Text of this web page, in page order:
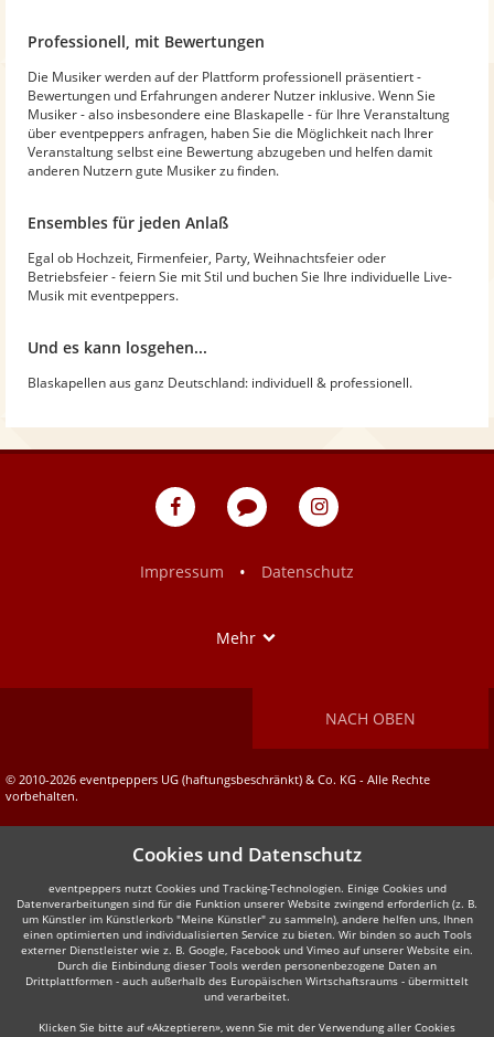
Professionell, mit Bewertungen
Die Musiker werden auf der Plattform professionell präsentiert -
Bewertungen und Erfahrungen anderer Nutzer inklusive. Wenn Sie
Musiker - also insbesondere eine Blaskapelle - für Ihre Veranstaltung
über eventpeppers anfragen, haben Sie die Möglichkeit nach Ihrer
Veranstaltung selbst eine Bewertung abzugeben und helfen damit
anderen Nutzern gute Musiker zu finden.
Ensembles für jeden Anlaß
Egal ob Hochzeit, Firmenfeier, Party, Weihnachtsfeier oder
Betriebsfeier - feiern Sie mit Stil und buchen Sie Ihre individuelle Live-
Musik mit eventpeppers.
Und es kann losgehen...
Blaskapellen aus ganz Deutschland: individuell & professionell.
eventpeppers
Blog
eventpeppers
Impressum
• Datenschutz
Mehr
NACH OBEN
© 2010-2026 eventpeppers UG (haftungsbeschränkt) & Co. KG - Alle Rechte
vorbehalten.
Cookies und Datenschutz
eventpeppers nutzt Cookies und Tracking-Technologien. Einige Cookies und
Datenverarbeitungen sind für die Funktion unserer Website zwingend erforderlich (z. B.
um Künstler im Künstlerkorb "Meine Künstler" zu sammeln), andere helfen uns, Ihnen
einen optimierten und individualisierten Service zu bieten. Wir binden so auch Tools
externer Dienstleister wie z. B. Google, Facebook und Vimeo auf unserer Website ein.
Durch die Einbindung dieser Tools werden personenbezogene Daten an
Drittplattformen - auch außerhalb des Europäischen Wirtschaftsraums - übermittelt
und verarbeitet.
Klicken Sie bitte auf «Akzeptieren», wenn Sie mit der Verwendung aller Cookies